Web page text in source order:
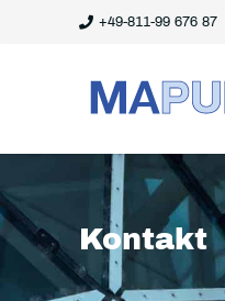
+49-811-99 676 87
Kontakt